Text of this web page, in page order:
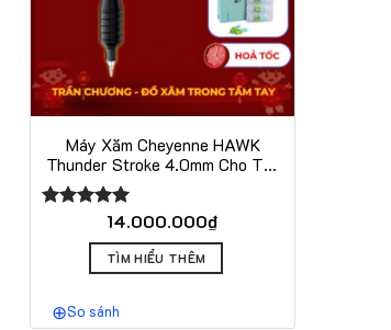
Máy Xăm Cheyenne HAWK
Thunder Stroke 4.0mm Cho Thợ
Xăm Chuyên Đi Nét Và Vào Màu
Được xếp14.000.000₫
TÌM HIỂU THÊM
So sánh